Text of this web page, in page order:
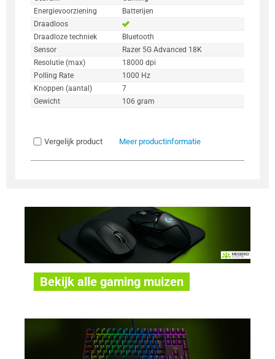
Energievoorziening
Batterijen
Draadloos
Draadloze techniek
Bluetooth
Sensor
Razer 5G Advanced 18K
Resolutie (max)
18000 dpi
Polling Rate
1000 Hz
Knoppen (aantal)
7
Gewicht
106 gram
Vergelijk product Meer productinformatie
Bekijk alle gaming muizen